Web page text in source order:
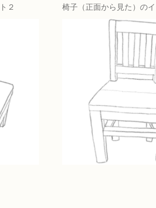
２ 椅子（正面から見た）の